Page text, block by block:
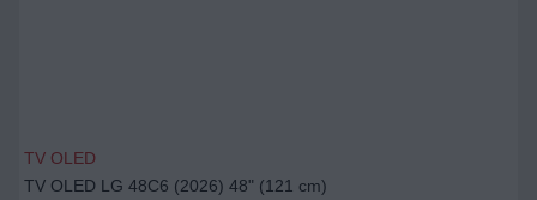
TV OLED
TV OLED LG 48C6 (2026) 48" (121 cm)